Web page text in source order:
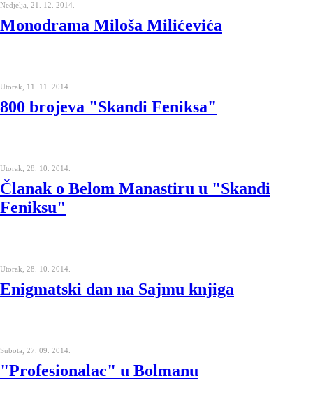
Nedjelja, 21. 12. 2014.
Monodrama Miloša Milićevića
Utorak, 11. 11. 2014.
800 brojeva "Skandi Feniksa"
Utorak, 28. 10. 2014.
Članak o Belom Manastiru u "Skandi
Feniksu"
Utorak, 28. 10. 2014.
Enigmatski dan na Sajmu knjiga
Subota, 27. 09. 2014.
"Profesionalac" u Bolmanu